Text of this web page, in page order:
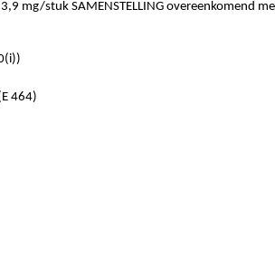
3,9 mg/stuk SAMENSTELLING overeenkomend
464)